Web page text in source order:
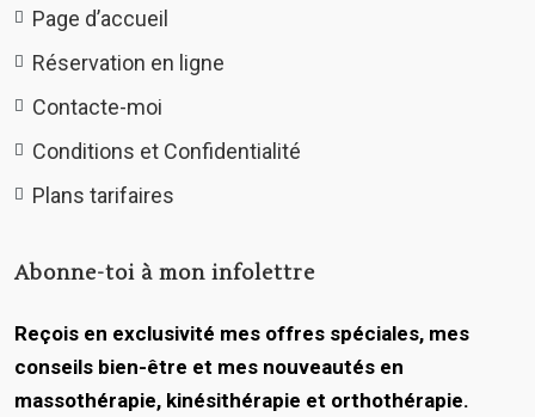
Page d’accueil
Réservation en ligne
Contacte-moi
Conditions et Confidentialité
Plans tarifaires
Abonne-toi à mon infolettre
Reçois en exclusivité mes offres spéciales, mes
conseils bien-être et mes nouveautés en
massothérapie, kinésithérapie et orthothérapie.